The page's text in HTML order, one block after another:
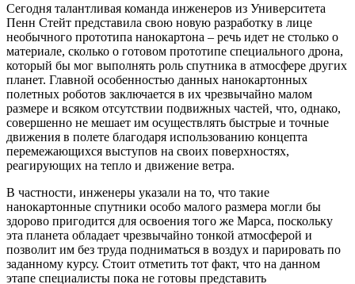
Сегодня талантливая команда инженеров из Университета
Пенн Стейт представила свою новую разработку в лице
необычного прототипа нанокартона – речь идет не столько о
материале, сколько о готовом прототипе специального дрона,
который бы мог выполнять роль спутника в атмосфере других
планет. Главной особенностью данных нанокартонных
полетных роботов заключается в их чрезвычайно малом
размере и всяком отсутствии подвижных частей, что, однако,
совершенно не мешает им осуществлять быстрые и точные
движения в полете благодаря использованию концепта
перемежающихся выступов на своих поверхностях,
реагирующих на тепло и движение ветра.
В частности, инженеры указали на то, что такие
нанокартонные спутники особо малого размера могли бы
здорово пригодится для освоения того же Марса, поскольку
эта планета обладает чрезвычайно тонкой атмосферой и
позволит им без труда подниматься в воздух и парировать по
заданному курсу. Стоит отметить тот факт, что на данном
этапе специалисты пока не готовы представить